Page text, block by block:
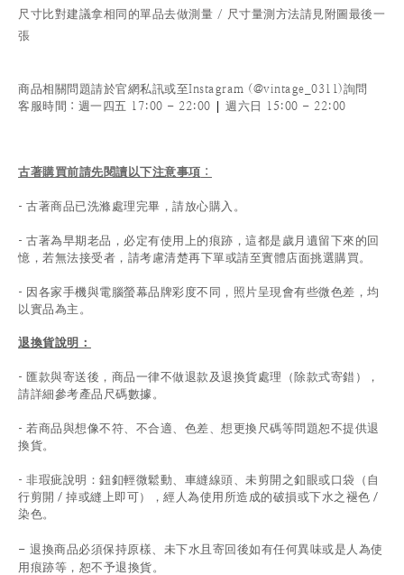
尺寸比對建議拿相同的單品去做測量 / 尺寸量測方法請見附圖最後一
張
商品相關問題請於官網私訊或至Instagram (@vintage_0311)詢問
客服時間 ：週一四五 17:00 - 22:00 | 週六日 15:00 - 22:00
古著購買前請先閱讀以下注意事項 ：
- 古著商品已洗滌處理完畢，請放心購入。
- 古著為早期老品，必定有使用上的痕跡，這都是歲月遺留下來的回
憶，若無法接受者，請考慮清楚再下單或請至實體店面挑選購買。
- 因各家手機與電腦螢幕品牌彩度不同，照片呈現會有些微色差，均
以實品為主。
退換貨說明：
- 匯款與寄送後，商品一律不做退款及退換貨處理（除款式寄錯），
請詳細參考產品尺碼數據 。
- 若商品與想像不符、不合適、色差、想更換尺碼等問題恕不提供退
換貨。
- 非瑕疵說明：鈕釦輕微鬆動、車縫線頭、未剪開之釦眼或口袋（自
行剪開 / 掉或縫上即可），經人為使用所造成的破損或下水之褪色 /
染色。
- 退換商品必須保持原樣、未下水且 寄回後如有任何異味或是人為使
用痕跡等 ， 恕不予退換貨。